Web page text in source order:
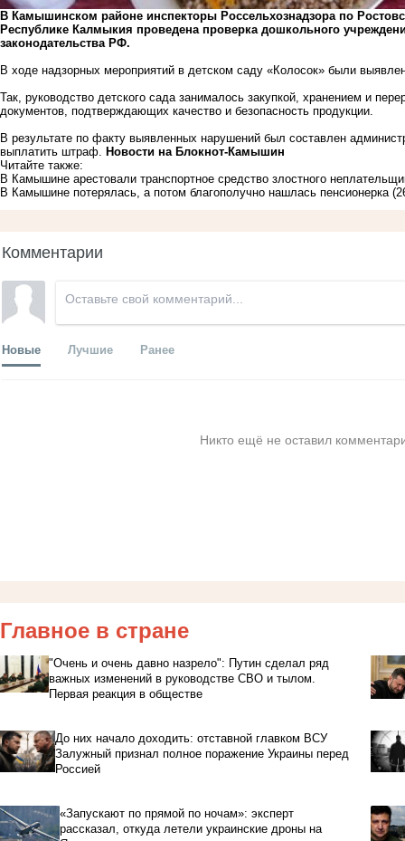
В Камышинском районе инспекторы Россельхознадзора по
Республике Калмыкия проведена проверка дошкольного
законодательства РФ.
В ходе надзорных мероприятий в детском саду «Колосок» были
Так, руководство детского сада занималось закупкой, хранением и
документов, подтверждающих качество и безопасность продукции.
В результате по факту выявленных нарушений был составлен
выплатить штраф. Новости на Блoкнoт-Камышин
Читайте также:
В Камышине арестовали транспортное средство злостного
В Камышине потерялась, а потом благополучно нашлась пенсионерка
Комментарии
Новые Лучшие Ранее
Никто ещё не оставил
Главное в стране
"Очень и очень давно назрело": Путин сделал ряд
важных изменений в руководстве СВО и тылом.
Первая реакция в обществе
До них начало доходить: отставной главком ВСУ
Залужный признал полное поражение Украины перед
Россией
«Запускают по прямой по ночам»: эксперт
рассказал, откуда летели украинские дроны на